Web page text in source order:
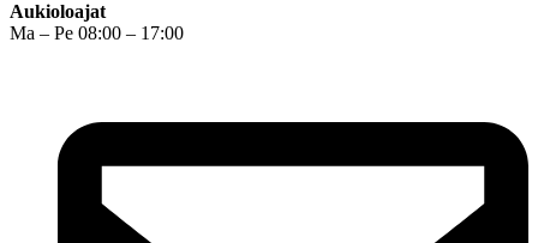
Aukioloajat
Ma – Pe 08:00 – 17:00